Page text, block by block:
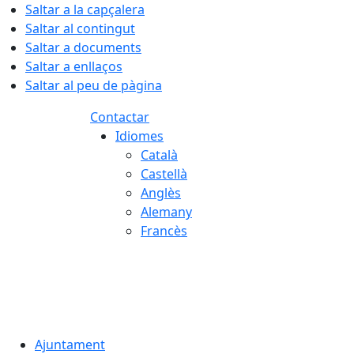
Saltar a la capçalera
Saltar al contingut
Saltar a documents
Saltar a enllaços
Saltar al peu de pàgina
Contactar
Idiomes
Català
Castellà
Anglès
Alemany
Francès
Ajuntament